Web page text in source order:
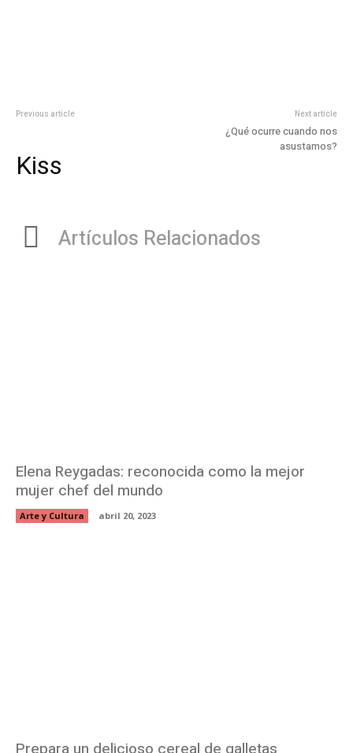
Previous article
Kiss
Next article
¿Qué ocurre cuando nos
asustamos?
Artículos Relacionados
Elena Reygadas: reconocida como la mejor
mujer chef del mundo
Arte y Cultura abril 20, 2023